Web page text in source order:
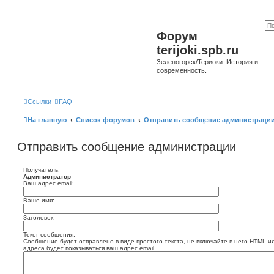
Форум
terijoki.spb.ru
Зеленогорск/Териоки. История и
современность.
Ссылки FAQ
На главную Список форумов Отправить сообщение
Отправить сообщение администрации
Получатель:
Администратор
Ваш адрес email:
Ваше имя:
Заголовок:
Текст сообщения:
Сообщение будет отправлено в виде простого текста, не включайте в него HTML
адреса будет показываться ваш адрес email.